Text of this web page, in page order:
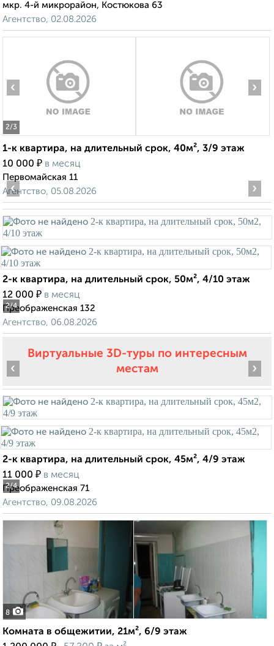
мкр. 4-й микрорайон, Костюкова 63
Агентство, 02.08.2026
2/3
‹ ›
1-к квартира, на длительный срок, 40м², 3/9 этаж
10 000 ₽ в месяц
Первомайская 11
Агентство, 05.08.2026
2/4
‹ ›
2-к квартира, на длительный срок, 50м², 4/10 этаж
12 000 ₽ в месяц
Преображенская 132
Агентство, 06.08.2026
Виртуальные 3D-туры по интересным
местам
2/4
‹ ›
2-к квартира, на длительный срок, 45м², 4/9 этаж
11 000 ₽ в месяц
Преображенская 71
Агентство, 09.08.2026
8
Комната в общежитии, 21м², 6/9 этаж